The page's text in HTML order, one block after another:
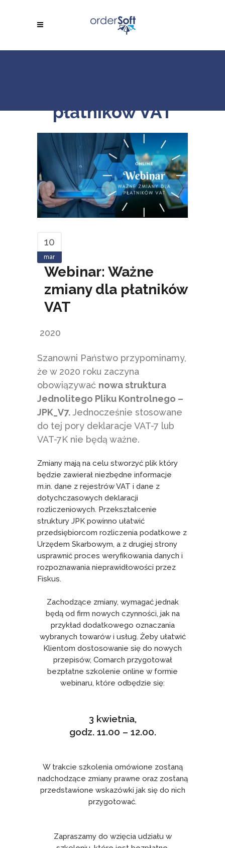
płatników VAT
10
mar
Webinar: Ważne
zmiany dla płatników
VAT
2020
Szanowni Państwo przypominamy,
że w 2020 roku zaczyna
obowiązywać nowa struktura
Jednolitego Pliku Kontrolnego –
JPK_V7.Jednocześnie stosowane
do tej pory deklaracje VAT-7 lub
VAT-7K nie będą ważne.
Zmiany mają na celu stworzyć plik który
będzie zawierał niezbędne informacje
m.in. dane z rejestrów VAT i dane z
dotychczasowych deklaracji
rozliczeniowych. Przekształcenie
struktury JPK powinno ułatwić
przedsiębiorcom rozliczenia podatkowe z
Urzędem Skarbowym, a z drugiej strony
usprawnić proces weryfikowania danych i
rozpoznawania nieprawidłowości przez
Fiskus.
Zachodzące zmiany, wymagać jednak
będą od firm nowych czynności, jak na
przykład dodatkowego oznaczania
wybranych towarów i usług. Żeby ułatwić
Klientom dostosowanie się do nowych
przepisów, Comarch przygotował
bezpłatne szkolenie online w formie
webinaru, które odbędzie się:
3 kwietnia,
godz. 11.00 – 12.00.
W trakcie szkolenia omówione zostaną
nadchodzące zmiany prawne oraz zostaną
przedstawione wskazówki jak się do nich
przygotować.
Zapraszamy do wzięcia udziału w